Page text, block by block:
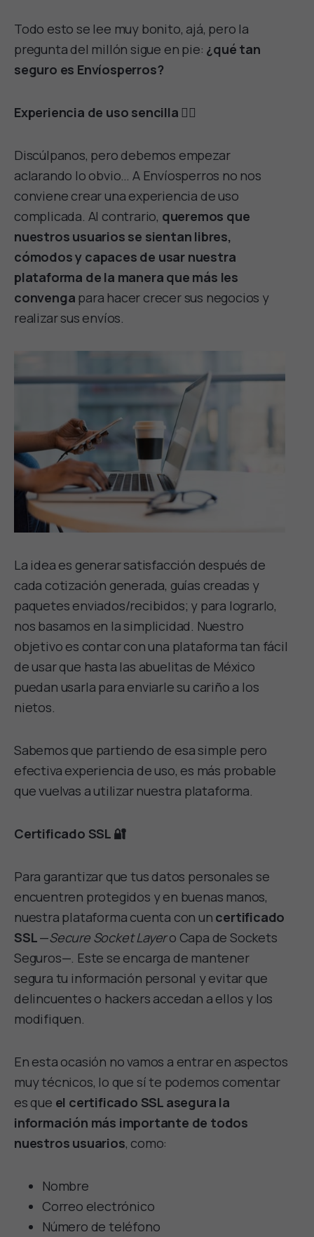
Todo esto se lee muy bonito, ajá, pero la
pregunta del millón sigue en pie: ¿qué tan
seguro es Envíosperros?
Experiencia de uso sencilla 👌🏼
Discúlpanos, pero debemos empezar
aclarando lo obvio… A Envíosperros no nos
conviene crear una experiencia de uso
complicada. Al contrario, queremos que
nuestros usuarios se sientan libres,
cómodos y capaces de usar nuestra
plataforma de la manera que más les
convenga para hacer crecer sus negocios y
realizar sus envíos.
La idea es generar satisfacción después de
cada cotización generada, guías creadas y
paquetes enviados/recibidos; y para lograrlo,
nos basamos en la simplicidad. Nuestro
objetivo es contar con una plataforma tan fácil
de usar que hasta las abuelitas de México
puedan usarla para enviarle su cariño a los
nietos.
Sabemos que partiendo de esa simple pero
efectiva experiencia de uso, es más probable
que vuelvas a utilizar nuestra plataforma.
Certificado SSL 🔐
Para garantizar que tus datos personales se
encuentren protegidos y en buenas manos,
nuestra plataforma cuenta con un certificado
SSL—Secure Socket Layero Capa de Sockets
Seguros—. Este se encarga de mantener
segura tu información personal y evitar que
delincuentes o hackers accedan a ellos y los
modifiquen.
En esta ocasión no vamos a entrar en aspectos
muy técnicos, lo que sí te podemos comentar
es que el certificado SSL asegura la
información más importante de todos
nuestros usuarios, como:
Nombre
Correo electrónico
Número de teléfono